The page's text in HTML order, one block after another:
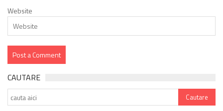
Website
CAUTARE